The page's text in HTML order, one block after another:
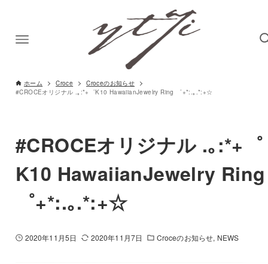
ホーム Croce
Croceのお知らせ
#CROCEオリジナル .｡:*+゜K10 HawaiianJewelry Ring ゜+*:.｡.*:+☆
#CROCEオリジナル .｡:*+゜
K10 HawaiianJewelry Ring
゜+*:.｡.*:+☆
2020年11月5日 2020年11月7日 Croceのお知らせ NEWS